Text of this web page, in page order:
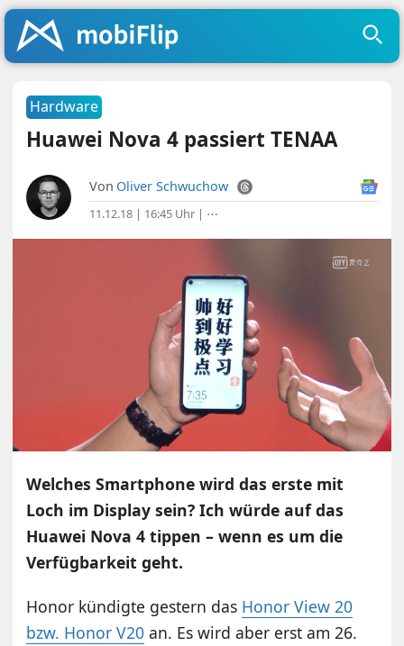
Hardware
Huawei Nova 4 passiert TENAA
Von Oliver Schwuchow
11.12.18 | 16:45 Uhr | ⋯
Welches Smartphone wird das erste mit
Loch im Display sein? Ich würde auf das
Huawei Nova 4 tippen – wenn es um die
Verfügbarkeit geht.
Honor kündigte gestern das Honor View 20
bzw. Honor V20 an. Es wird aber erst am 26.